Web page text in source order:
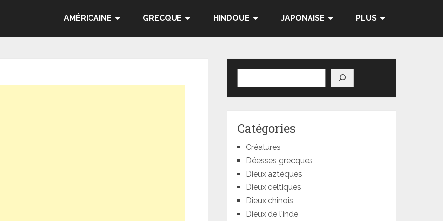
AMÉRICAINE GRECQUE HINDOUE JAPONAISE PLUS
Catégories
Créatures
Déesses grecques
Dieux aztèques
Dieux celtiques
Dieux chinois
Dieux de l'inde